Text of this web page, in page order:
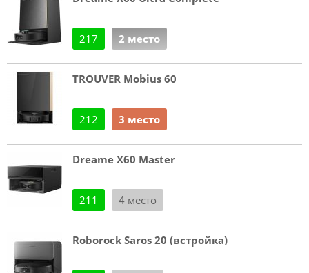
217 2 место
TROUVER Mobius 60
212 3 место
Dreame X60 Master
211 4 место
Roborock Saros 20 (встройка)